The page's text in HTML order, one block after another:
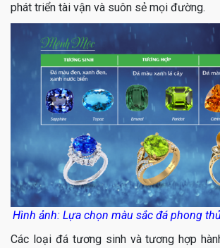
phát triển tài vận và suôn sẻ mọi đường.
Hình ảnh: Lựa chọn màu sắc đá phong
Các loại đá tương sinh và tương hợp